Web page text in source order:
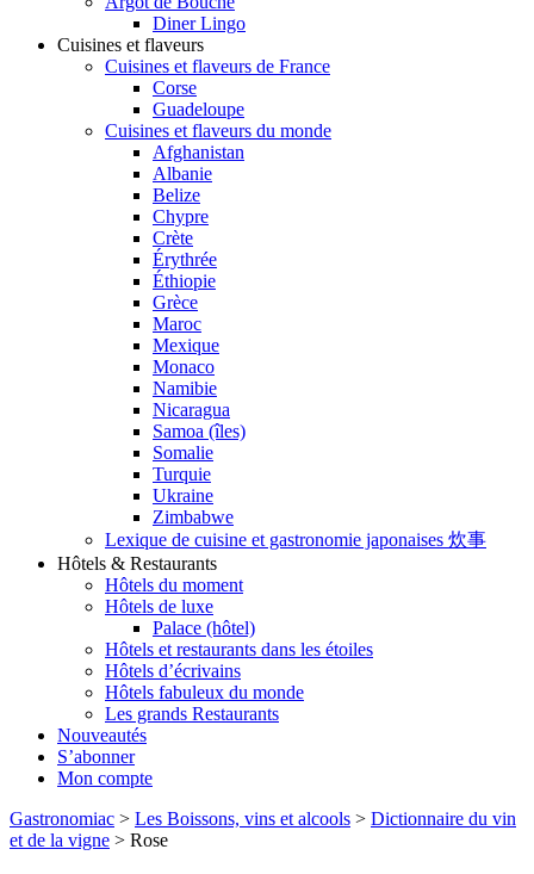
Diner Lingo
Cuisines et flaveurs
Cuisines et flaveurs de France
Corse
Guadeloupe
Cuisines et flaveurs du monde
Afghanistan
Albanie
Belize
Chypre
Crète
Érythrée
Éthiopie
Grèce
Maroc
Mexique
Monaco
Namibie
Nicaragua
Samoa (îles)
Somalie
Turquie
Ukraine
Zimbabwe
Lexique de cuisine et gastronomie japonaises 炊事
Hôtels & Restaurants
Hôtels du moment
Hôtels de luxe
Palace (hôtel)
Hôtels et restaurants dans les étoiles
Hôtels d’écrivains
Hôtels fabuleux du monde
Les grands Restaurants
Nouveautés
S’abonner
Mon compte
Gastronomiac > Les Boissons, vins et alcools > Dictionnaire du vin
et de la vigne > Rose